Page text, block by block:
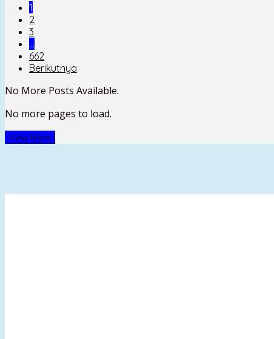
1
2
3
…
662
Berikutnya
No More Posts Available.
No more pages to load.
View More